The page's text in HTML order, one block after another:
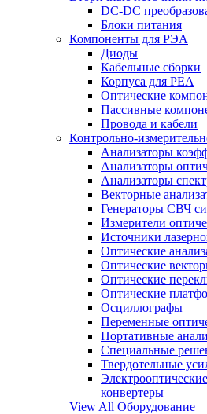
DC-DC
Блоки питания
Компоненты для РЭА
Диоды
Кабельные сборки
Корпуса для РЕА
Оптические
Пассивные
Провода и кабели
Контрольно-
Анализаторы
Анализаторы
Анализаторы
Векторные
Генераторы СВЧ
Измерители
Источники
Оптические
Оптические
Оптические
Оптические
Осциллографы
Переменные
Портативные
Специальные
Твердотельные
конвертеры
View All Оборудование